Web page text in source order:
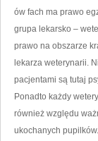
ów fach ma prawo
grupa lekarsko –
prawo na obszarze
lekarza weterynarii.
pacjentami są tutaj
Ponadto każdy
również względu
ukochanych